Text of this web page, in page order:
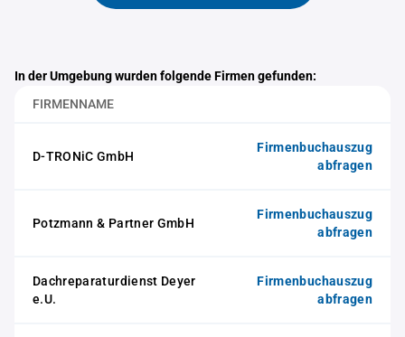
In der Umgebung wurden folgende Firmen gefunden:
FIRMENNAME
D-TRONiC GmbH
Firmenbuchauszug
abfragen
Potzmann & Partner GmbH
Firmenbuchauszug
abfragen
Dachreparaturdienst Deyer
e.U.
Firmenbuchauszug
abfragen